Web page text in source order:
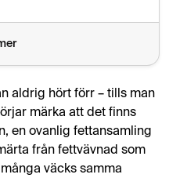
aldrig hört förr – tills man
märka att det finns
en ovanlig fettansamling
från fettvävnad som
väcks samma